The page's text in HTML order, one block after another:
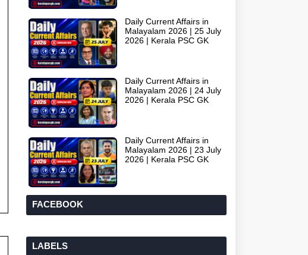
Daily Current Affairs in
Malayalam 2026 | 25 July
2026 | Kerala PSC GK
Daily Current Affairs in
Malayalam 2026 | 24 July
2026 | Kerala PSC GK
Daily Current Affairs in
Malayalam 2026 | 23 July
2026 | Kerala PSC GK
FACEBOOK
LABELS